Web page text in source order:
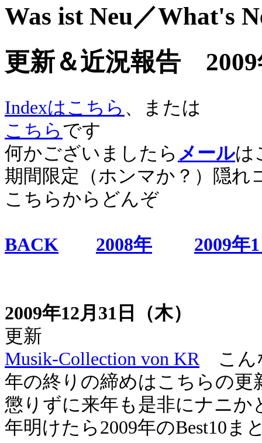
Was ist Neu／What's
更新＆近況報告 2009
Indexはこちら 、または
こちら です
何かございましたら メールは
期間限定（ホンマか？）隠れ
こちらからどんぞ
BACK 2008年 2009年
2009年12月31日（木）
更新
Musik-Collection von KRこん
年の終りの締めはこちらの更
懲りずに来年も是非にナニか
年明けたら2009年のBest10ま